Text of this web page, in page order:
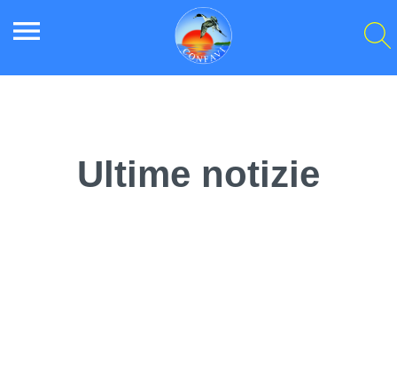
menu
Ultime notizie